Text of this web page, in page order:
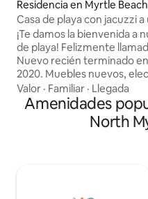
Residencia en Myrtle Beach
Casa de playa con jacuzzi
de la playa
¡Te damos la bienvenida a
de playa! Felizmente llamada Deja Blue.
Nuevo recién terminado
2020. Muebles nuevos,
electrodomésticos, todo es
a una cuadra de la playa y
Nuestras características
Dormitorio #1 cama
Valor · Familiar · Llegada
Amenidades
North